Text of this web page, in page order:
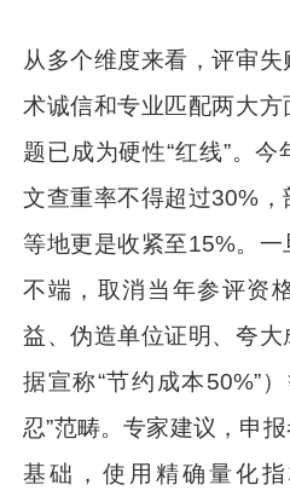
从多个维度来看，评审
术诚信和专业匹配两大
题已成为硬性“红线”。
文查重率不得超过30%
等地更是收紧至15%。
不端，取消当年参评资
益、伪造单位证明、夸
据宣称“节约成本50%”
忍”范畴。专家建议，申
基础，使用精确量化